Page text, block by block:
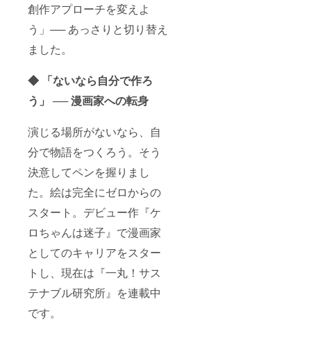
創作アプローチを変えよ
う」── あっさりと切り替え
ました。
◆ 「ないなら自分で作ろ
う」 ── 漫画家への転身
演じる場所がないなら、自
分で物語をつくろう。そう
決意してペンを握りまし
た。絵は完全にゼロからの
スタート。デビュー作『ケ
ロちゃんは迷子』で漫画家
としてのキャリアをスター
トし、現在は『一丸！サス
テナブル研究所』を連載中
です。